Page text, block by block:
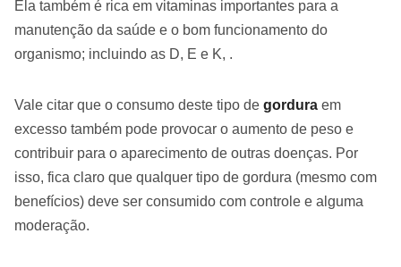
Ela também é rica em vitaminas importantes para a
manutenção da saúde e o bom funcionamento do
organismo; incluindo as D, E e K, .
Vale citar que o consumo deste tipo de gordura em
excesso também pode provocar o aumento de peso e
contribuir para o aparecimento de outras doenças. Por
isso, fica claro que qualquer tipo de gordura (mesmo com
benefícios) deve ser consumido com controle e alguma
moderação.